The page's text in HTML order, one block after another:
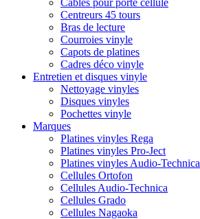
Câbles pour porte cellule
Centreurs 45 tours
Bras de lecture
Courroies vinyle
Capots de platines
Cadres déco vinyle
Entretien et disques vinyle
Nettoyage vinyles
Disques vinyles
Pochettes vinyle
Marques
Platines vinyles Rega
Platines vinyles Pro-Ject
Platines vinyles Audio-Technica
Cellules Ortofon
Cellules Audio-Technica
Cellules Grado
Cellules Nagaoka